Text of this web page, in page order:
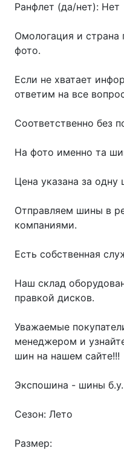
Ранфлет (да/нет): Нет
Омологация и страна
фото.
Если не хватает
ответим на все
Соответственно без
На фото именно та
Цена указана за одну
Отправляем шины в
компаниями.
Есть собственная
Наш склад
правкой дисков.
Уважаемые
менеджером и
шин на нашем сайте!!!
Экспошина - шины б.у.
Сезон: Лето
Размер: